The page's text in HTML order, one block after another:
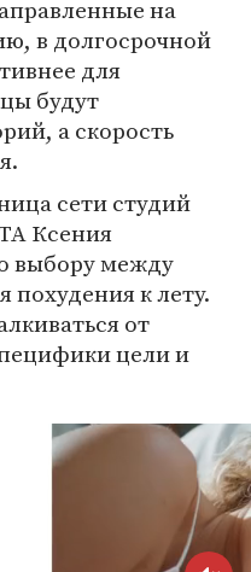
на
в долгосрочной
для
будут
а скорость
сети студий
Ксения
выбору между
к лету.
от
цели и